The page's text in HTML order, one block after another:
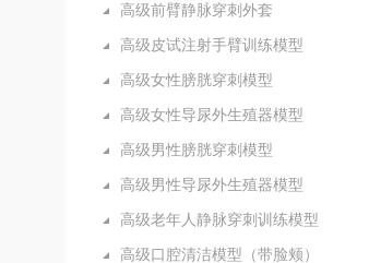
高级前臂静脉穿刺外套
高级皮试注射手臂训练模型
高级女性膀胱穿刺模型
高级女性导尿外生殖器模型
高级男性膀胱穿刺模型
高级男性导尿外生殖器模型
高级老年人静脉穿刺训练模型
高级口腔清洁模型（带脸颊）